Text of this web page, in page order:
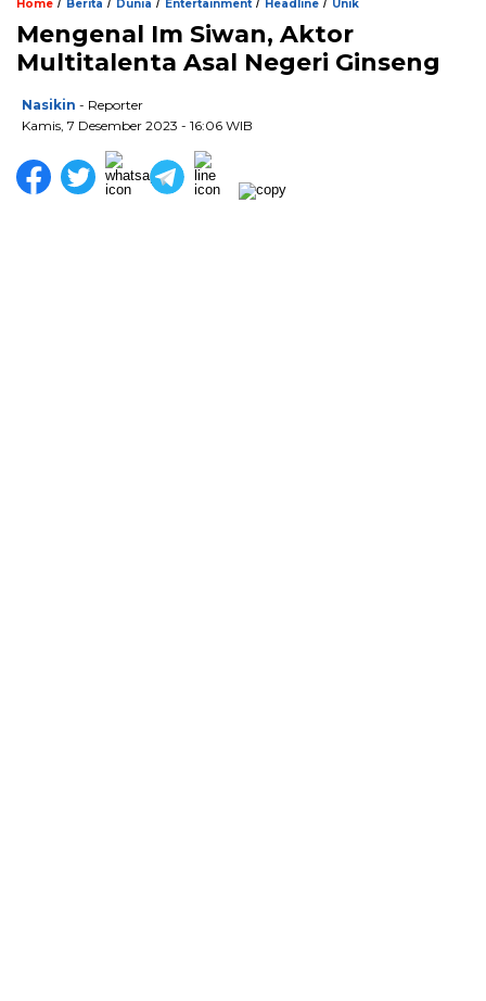
Home Berita Dunia Entertainment Headline Unik
Mengenal Im Siwan, Aktor
Multitalenta Asal Negeri Ginseng
Nasikin - Reporter
Kamis, 7 Desember 2023 - 16:06 WIB